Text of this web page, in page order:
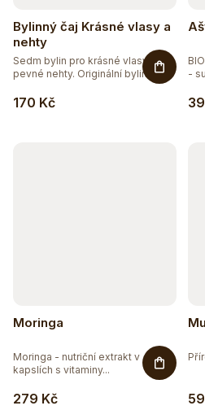
u
k
t
ů
r
o
d
u
Bylinný čaj Krásné vlasy a
nehty
170 Kč
Sedm bylin pro krásné vlasy a
pevné nehty. Originální bylinná...
-
Moringa
279 Kč
Moringa - nutriční extrakt v
kapslích s vitaminy...